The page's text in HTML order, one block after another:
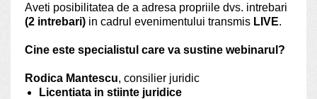
Aveti posibilitatea de a adresa propriile dvs. intrebari
(2 intrebari) in cadrul evenimentului transmis LIVE.
Cine este specialistul care va sustine webinarul?
Rodica Mantescu, consilier juridic
Licentiata in stiinte juridice